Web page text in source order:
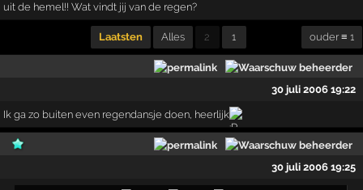
uit de hemel!! Wat vindt jij van de regen?
Laatsten Alles 2 1 ouder ≡ 1
30 juli 2006 19:22
Ik ga zo buiten even regendansje doen, heerlijk
30 juli 2006 19:25